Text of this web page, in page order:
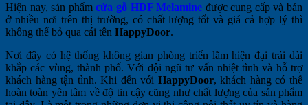
Hiện nay, sản phẩmcửa gỗ HDF Melamine được cung cấp và bán
ở nhiều nơi trên thị trường, có chất lượng tốt và giá cả hợp lý thì
không thể bỏ qua cái tên HappyDoor.
Nơi đây có hệ thống không gian phòng triển lãm hiện đại trải dài
khắp các vùng, thành phố. Với đội ngũ tư vấn nhiệt tình và hỗ trợ
khách hàng tận tình. Khi đến với HappyDoor, khách hàng có thể
hoàn toàn yên tâm về độ tin cậy cũng như chất lượng của sản phẩm